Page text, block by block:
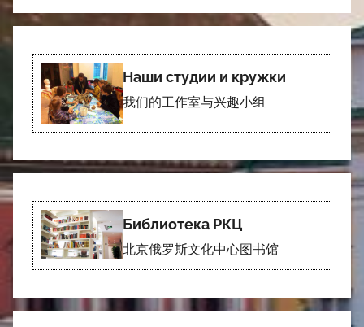
Наши студии и кружки
我们的工作室与兴趣小组
Библиотека РКЦ
北京俄罗斯文化中心图书馆